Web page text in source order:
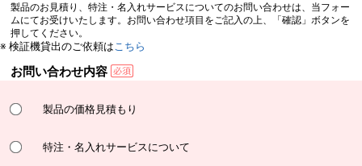
製品のお見積り、特注・名入れサービスについてのお問い合わせは、当フォー
ムにてお受けいたします。お問い合わせ項目をご記入の上、「確認」ボタンを
押してください。
※ 検証機貸出のご依頼は こちら
お問い合わせ内容
製品の価格見積もり
特注・名入れサービスについて